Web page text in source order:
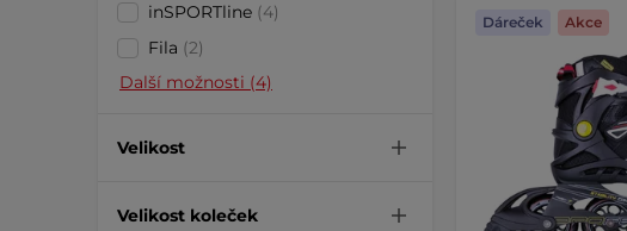
inSPORTline (4)
Fila (2)
Další možnosti (4)
Velikost
Velikost koleček
Dáreček Akce